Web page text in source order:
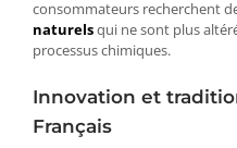
consommateurs recherchent
naturelsqui ne sont plus
processus chimiques.
Innovation et
Français